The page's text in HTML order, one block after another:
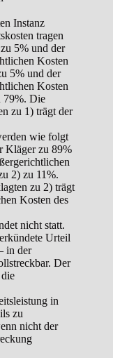
Instanz
tragen
5% und der
Kosten
5% und der
Kosten
79%. Die
zu 1) trägt der
wie folgt
Kläger zu 89%
2) zu 11%.
zu 2) trägt
Kosten des
nicht statt.
Urteil
in der
Der
in
zu
nicht der